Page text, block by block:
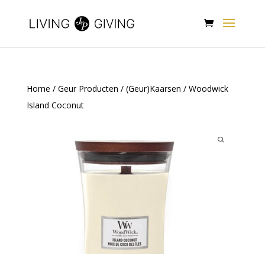
Home / Geur Producten / (Geur)Kaarsen / Woodwick
Island Coconut